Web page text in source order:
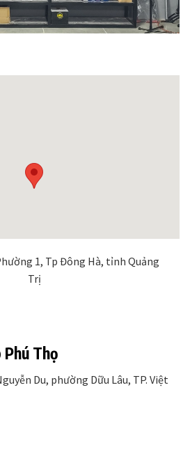
1, Tp Đông Hà, tỉnh Quảng
Trị
Phú Thọ
Du, phường Dữu Lâu, TP. Việt